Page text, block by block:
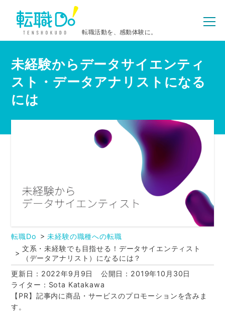
転職活動を、感動体験に。
未経験からデータサイエンティ
スト・データアナリストになる
には
転職Do
未経験の職種への転職
文系・未経験でも目指せる！データサイエンティスト
（データアナリスト）になるには？
更新日：2022年9月9日
公開日：2019年10月30日
ライター：Sota Katakawa
【PR】記事内に商品・サービスのプロモーションを含みま
す。